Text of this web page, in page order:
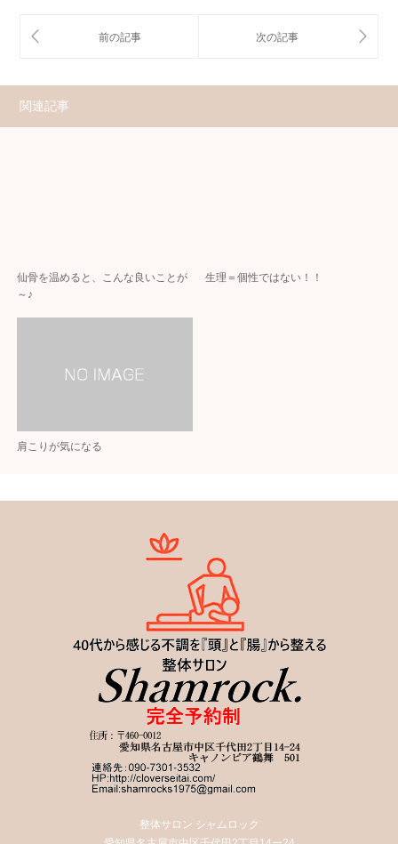
関連記事
仙骨を温めると、こんな良いことが
～♪
生理＝個性ではない！！
肩こりが気になる
整体サロン シャムロック